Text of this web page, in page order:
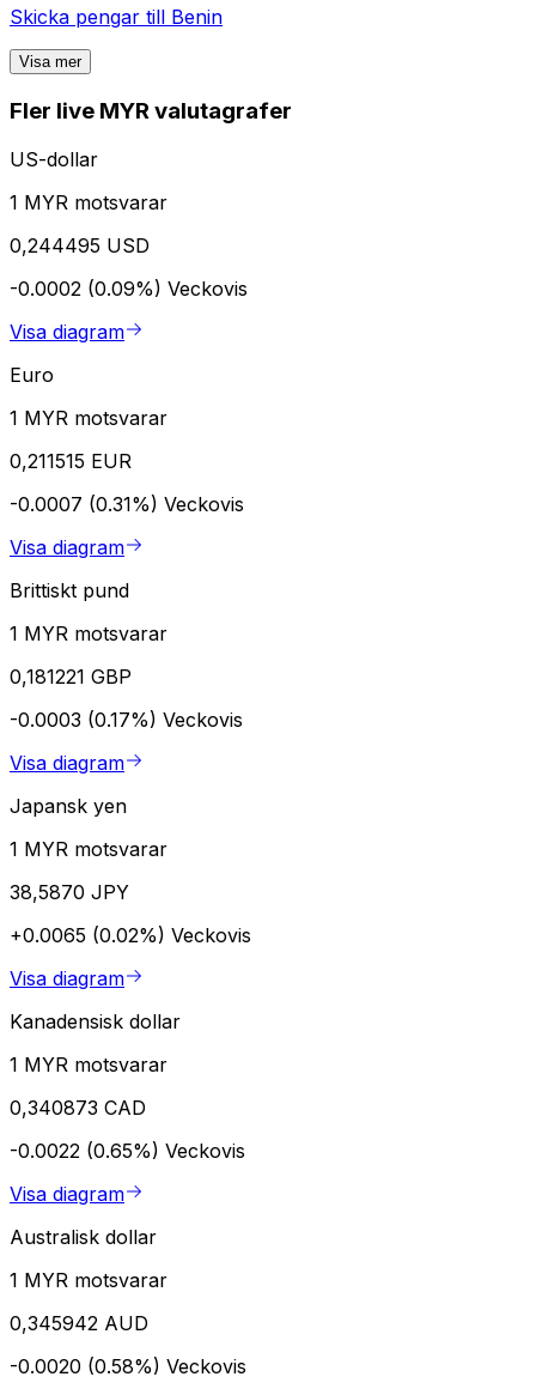
Skicka pengar till Benin
Visa mer
Fler live MYR valutagrafer
US-dollar
1 MYR motsvarar
0,244495 USD
-0.0002 (0.09%) Veckovis
Visa diagram
Euro
1 MYR motsvarar
0,211515 EUR
-0.0007 (0.31%) Veckovis
Visa diagram
Brittiskt pund
1 MYR motsvarar
0,181221 GBP
-0.0003 (0.17%) Veckovis
Visa diagram
Japansk yen
1 MYR motsvarar
38,5870 JPY
+0.0065 (0.02%) Veckovis
Visa diagram
Kanadensisk dollar
1 MYR motsvarar
0,340873 CAD
-0.0022 (0.65%) Veckovis
Visa diagram
Australisk dollar
1 MYR motsvarar
0,345942 AUD
-0.0020 (0.58%) Veckovis